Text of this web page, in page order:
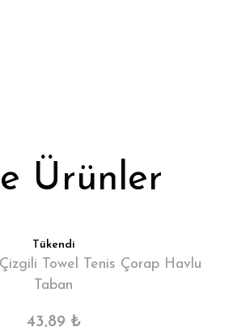
Ürünler
Tükendi
Towel Tenis Çorap Havlu
Taban
43,89 ₺